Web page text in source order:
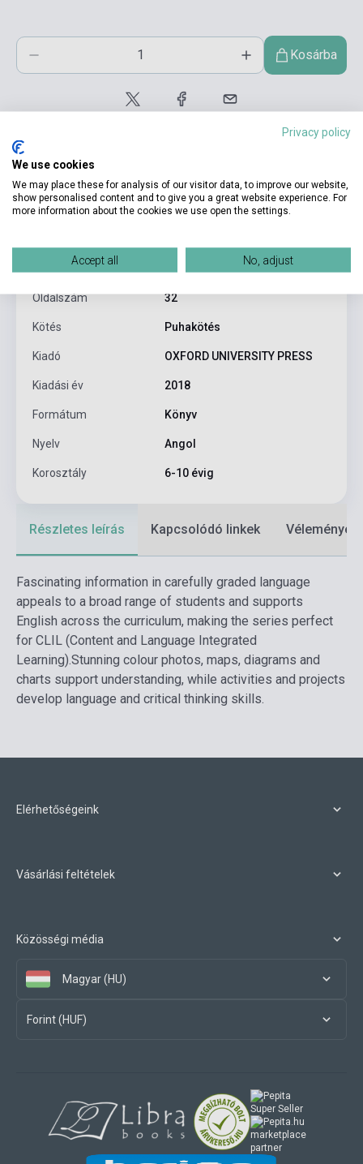
Kosárba
Termékjellemzők
ISBN 9780194646369
Oldalszám 32
Kötés Puhakötés
Kiadó OXFORD UNIVERSITY PRESS
Kiadási év 2018
Formátum Könyv
Nyelv Angol
Korosztály 6-10 évig
Részletes leírás Kapcsolódó linkek Vélemények
Fascinating information in carefully graded language
appeals to a broad range of students and supports
English across the curriculum, making the series perfect
for CLIL (Content and Language Integrated
Learning).Stunning colour photos, maps, diagrams and
charts support understanding, while activities and projects
develop language and critical thinking skills.
Elérhetőségeink
Vásárlási feltételek
Közösségi média
Magyar (HU)
Forint (HUF)
marketplace
partner
Privacy policy
We use cookies
We may place these for analysis of our visitor data, to improve our website,
show personalised content and to give you a great website experience. For
more information about the cookies we use open the settings.
Accept all No, adjust